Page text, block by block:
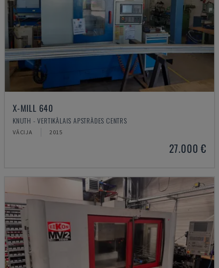
X-MILL 640
KNUTH - VERTIKĀLAIS APSTRĀDES CENTRS
VĀCIJA 2015
27.000 €